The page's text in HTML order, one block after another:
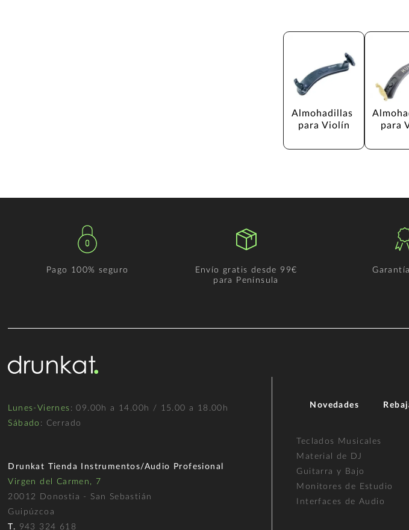
Almohadillas
para Violín
para
Pago 100% seguro
Envío gratis desde 99€
para Península
Lunes-Viernes : 09.00h a 14.00h / 15.00 a 18.00h
Sábado : Cerrado
Drunkat Tienda Instrumentos/Audio Profesional
Virgen del Carmen, 7
20012 Donostia - San Sebastián
Guipúzcoa
T. 943 324 618
Novedades
Teclados Musicales
Material de DJ
Guitarra y Bajo
Monitores de Estudio
Interfaces de Audio